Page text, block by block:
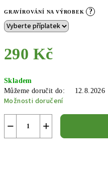
GRAVÍROVÁNÍ NA VÝROBEK ?
290 Kč
cena:
Skladem
Můžeme doručit do:
12.8.2026
Možnosti doručení
+
−